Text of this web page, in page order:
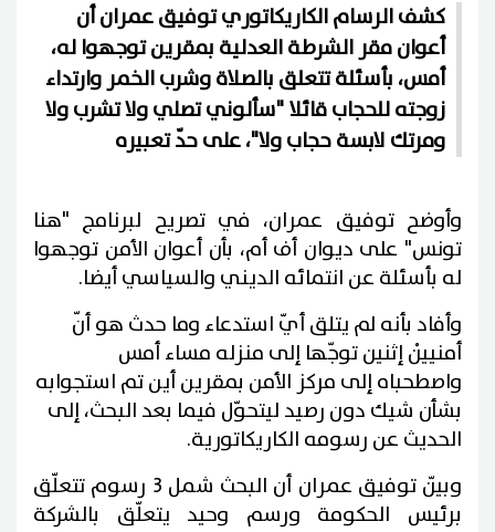
كشف الرسام الكاريكاتوري توفيق عمران أن
أعوان مقر الشرطة العدلية بمقرين توجهوا له،
أمس، بأسئلة تتعلق بالصلاة وشرب الخمر وارتداء
زوجته للحجاب قائلا "سألوني تصلي ولا تشرب ولا
ومرتك لابسة حجاب ولا"، على حدّ تعبيره
وأوضح توفيق عمران، في تصريح لبرنامج "هنا
تونس" على ديوان أف أم، بأن أعوان الأمن توجهوا
له بأسئلة عن انتمائه الديني والسياسي أيضا.
وأفاد بأنه لم يتلق أيّ استدعاء وما حدث هو أنّ
أمنييْن إثنين توجّها إلى منزله مساء أمس
واصطحباه إلى مركز الأمن بمقرين أين تم استجوابه
بشأن شيك دون رصيد ليتحوّل فيما بعد البحث، إلى
الحديث عن رسومه الكاريكاتورية.
وبيّن توفيق عمران أن البحث شمل 3 رسوم تتعلّق
برئيس الحكومة ورسم وحيد يتعلّق بالشركة